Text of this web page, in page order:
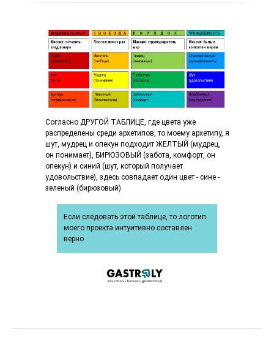
Согласно ДРУГОЙ ТАБЛИЦЕ, где цвета уже
распределены среди архетипов, то моему архетипу, я
шут, мудрец и опекун подходит ЖЕЛТЫЙ (мудрец,
он понимает), БИРЮЗОВЫЙ (забота, комфорт, он
опекун) и синий (шут, который получает
удовольствие), здесь совпадает один цвет - сине -
зеленый (бирюзовый)
Если следовать этой таблице, то логотип
моего проекта интуитивно составлен
верно